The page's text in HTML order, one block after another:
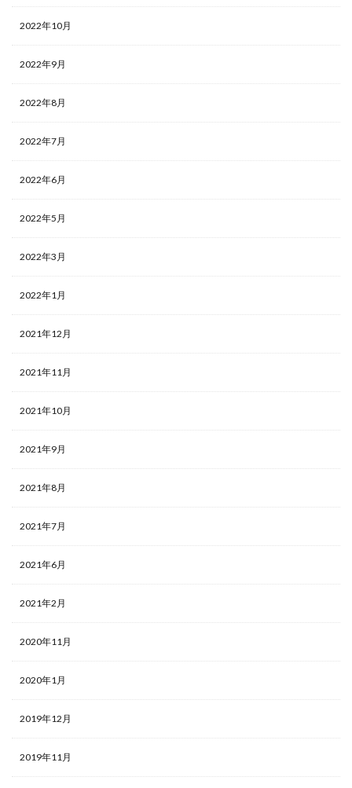
2022年10月
2022年9月
2022年8月
2022年7月
2022年6月
2022年5月
2022年3月
2022年1月
2021年12月
2021年11月
2021年10月
2021年9月
2021年8月
2021年7月
2021年6月
2021年2月
2020年11月
2020年1月
2019年12月
2019年11月